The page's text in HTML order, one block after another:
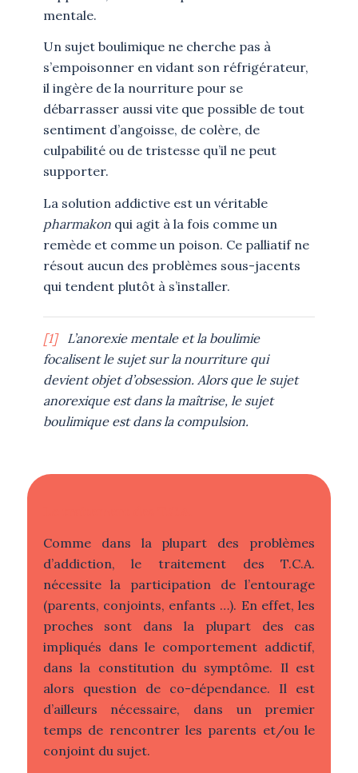
mentale.
Un sujet boulimique ne cherche pas à
s’empoisonner en vidant son réfrigérateur,
il ingère de la nourriture pour se
débarrasser aussi vite que possible de tout
sentiment d’angoisse, de colère, de
culpabilité ou de tristesse qu’il ne peut
supporter.
La solution addictive est un véritable
pharmakonqui agit à la fois comme un
remède et comme un poison. Ce palliatif ne
résout aucun des problèmes sous-jacents
qui tendent plutôt à s’installer.
[1]L’anorexie mentale et la boulimie
focalisent le sujet sur la nourriture qui
devient objet d’obsession. Alors que le sujet
anorexique est dans la maîtrise, le sujet
boulimique est dans la compulsion.
Comme dans la plupart des problèmes
d’addiction, le traitement des T.C.A.
nécessite la participation de l’entourage
(parents, conjoints, enfants …). En effet, les
proches sont dans la plupart des cas
impliqués dans le comportement addictif,
dans la constitution du symptôme. Il est
alors question de co-dépendance. Il est
d’ailleurs nécessaire, dans un premier
temps de rencontrer les parents et/ou le
conjoint du sujet.